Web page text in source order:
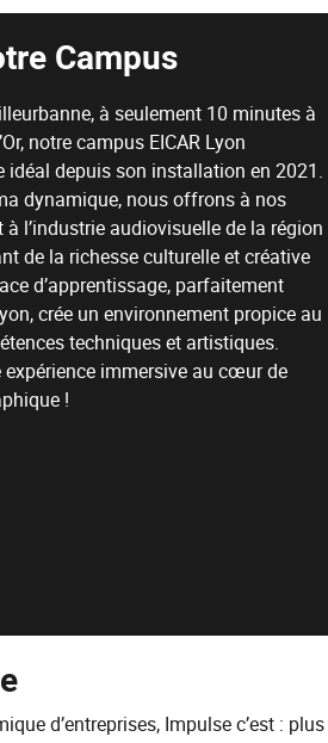
Campus
à seulement 10 minutes à
notre campus EICAR Lyon
idéal depuis son installation en 2021.
dynamique, nous offrons à nos
l’industrie audiovisuelle de la région
de la richesse culturelle et créative
d’apprentissage, parfaitement
crée un environnement propice au
techniques et artistiques.
expérience immersive au cœur de
!
d’entreprises, Impulse c’est : plus